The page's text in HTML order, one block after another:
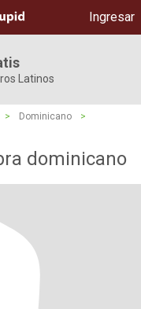
Ingresar
Latinos
> Dominicano
>
dominicano